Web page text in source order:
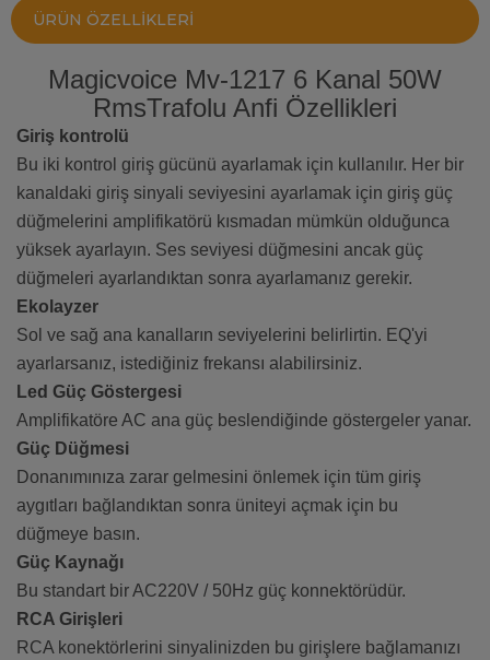
ÜRÜN ÖZELLIKLERI
Magicvoice Mv-1217 6 Kanal 50W
RmsTrafolu Anfi Özellikleri
Giriş kontrolü
Bu iki kontrol giriş gücünü ayarlamak için kullanılır. Her bir
kanaldaki giriş sinyali seviyesini ayarlamak için giriş güç
düğmelerini amplifikatörü kısmadan mümkün olduğunca
yüksek ayarlayın. Ses seviyesi düğmesini ancak güç
düğmeleri ayarlandıktan sonra ayarlamanız gerekir.
Ekolayzer
Sol ve sağ ana kanalların seviyelerini belirlirtin. EQ'yi
ayarlarsanız, istediğiniz frekansı alabilirsiniz.
Led Güç Göstergesi
Amplifikatöre AC ana güç beslendiğinde göstergeler yanar.
Güç Düğmesi
Donanımınıza zarar gelmesini önlemek için tüm giriş
aygıtları bağlandıktan sonra üniteyi açmak için bu
düğmeye basın.
Güç Kaynağı
Bu standart bir AC220V / 50Hz güç konnektörüdür.
RCA Girişleri
RCA konektörlerini sinyalinizden bu girişlere bağlamanızı